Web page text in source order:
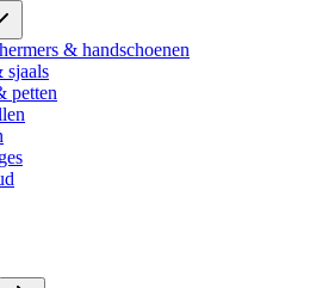
& handschoenen
sjaals
petten